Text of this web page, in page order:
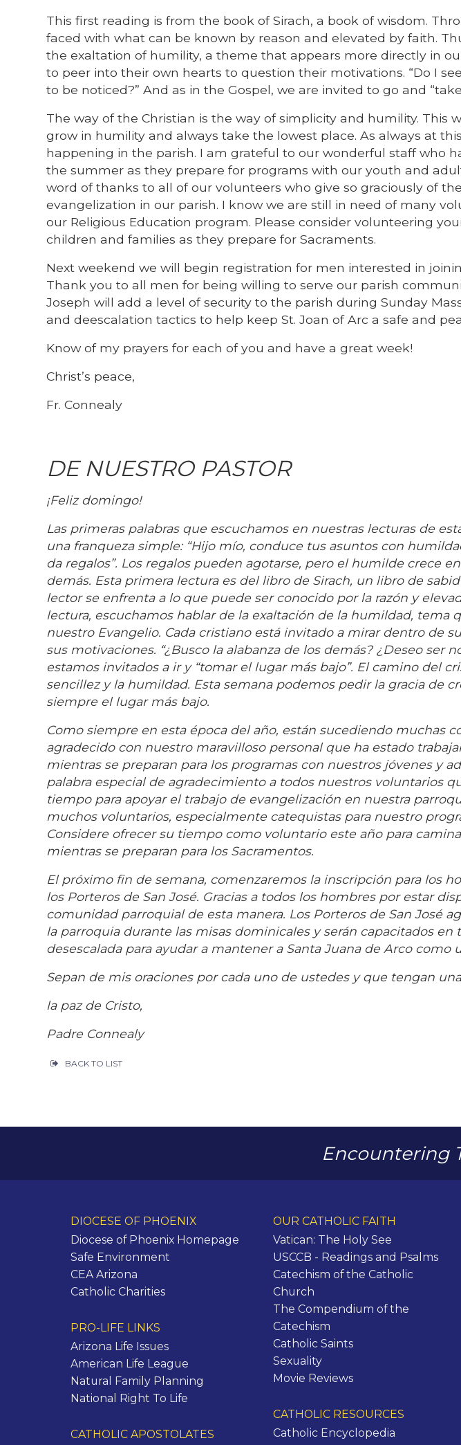
This first reading is from the book of Sirach, a book of wisdom.
faced with what can be known by reason and elevated by faith.
the exaltation of humility, a theme that appears more directly in
to peer into their own hearts to question their motivations. “Do I
to be noticed?” And as in the Gospel, we are invited to go and
The way of the Christian is the way of simplicity and humility. This
grow in humility and always take the lowest place. As always at
happening in the parish. I am grateful to our wonderful staff who
the summer as they prepare for programs with our youth and
word of thanks to all of our volunteers who give so graciously of
evangelization in our parish. I know we are still in need of many
our Religious Education program. Please consider volunteering
children and families as they prepare for Sacraments.
Next weekend we will begin registration for men interested in
Thank you to all men for being willing to serve our parish
Joseph will add a level of security to the parish during Sunday
and deescalation tactics to help keep St. Joan of Arc a safe and
Know of my prayers for each of you and have a great week!
Christ’s peace,
Fr. Connealy
DE NUESTRO PASTOR
¡Feliz domingo!
Las primeras palabras que escuchamos en nuestras lecturas de
una franqueza simple: “Hijo mío, conduce tus asuntos con
da regalos”. Los regalos pueden agotarse, pero el humilde crece
demás. Esta primera lectura es del libro de Sirach, un libro de
lector se enfrenta a lo que puede ser conocido por la razón y
lectura, escuchamos hablar de la exaltación de la humildad, tema
nuestro Evangelio. Cada cristiano está invitado a mirar dentro de
sus motivaciones. “¿Busco la alabanza de los demás? ¿Deseo ser
estamos invitados a ir y “tomar el lugar más bajo”. El camino del
sencillez y la humildad. Esta semana podemos pedir la gracia de
siempre el lugar más bajo.
Como siempre en esta época del año, están sucediendo muchas
agradecido con nuestro maravilloso personal que ha estado
mientras se preparan para los programas con nuestros jóvenes y
palabra especial de agradecimiento a todos nuestros voluntarios
tiempo para apoyar el trabajo de evangelización en nuestra
muchos voluntarios, especialmente catequistas para nuestro
Considere ofrecer su tiempo como voluntario este año para
mientras se preparan para los Sacramentos.
El próximo fin de semana, comenzaremos la inscripción para los
los Porteros de San José. Gracias a todos los hombres por estar
comunidad parroquial de esta manera. Los Porteros de San José
la parroquia durante las misas dominicales y serán capacitados en
desescalada para ayudar a mantener a Santa Juana de Arco como
Sepan de mis oraciones por cada uno de ustedes y que tengan
la paz de Cristo,
Padre Connealy
BACK TO LIST
Encountering
DIOCESE OF PHOENIX
Diocese of Phoenix Homepage
Safe Environment
CEA Arizona
Catholic Charities
PRO-LIFE LINKS
Arizona Life Issues
American Life League
Natural Family Planning
National Right To Life
CATHOLIC APOSTOLATES
OUR CATHOLIC FAITH
Vatican: The Holy See
USCCB - Readings and Psalms
Catechism of the Catholic
Church
The Compendium of the
Catechism
Catholic Saints
Sexuality
Movie Reviews
CATHOLIC RESOURCES
Catholic Encyclopedia